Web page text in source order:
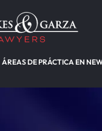
ÁREAS DE PRÁCTICA EN